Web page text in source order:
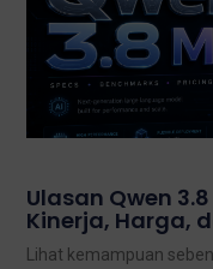
Ulasan Qwen
Kinerja, Harga,
Lihat kemampuan